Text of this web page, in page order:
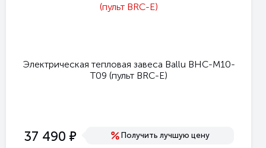
Электрическая тепловая завеса Ballu BHC-M10-
T09 (пульт BRC-E)
37 490 е Получить лучшую цену